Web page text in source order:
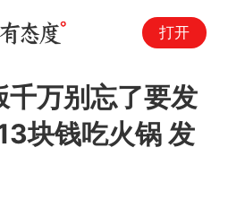
打开
千万别忘了要发
块钱吃火锅 发